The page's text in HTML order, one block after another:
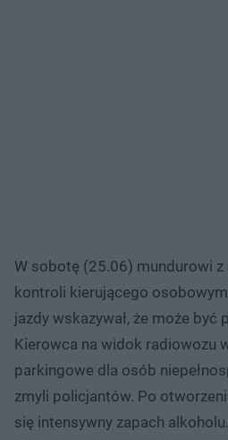
W sobotę (25.06) mundurowi
kontroli kierującego
jazdy wskazywał, że może być
Kierowca na widok radiowozu
parkingowe dla osób
zmyli policjantów. Po
się intensywny zapach alkoholu.